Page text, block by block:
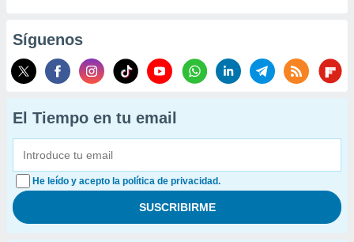
Síguenos
El Tiempo en tu email
He leído y acepto la política de privacidad.